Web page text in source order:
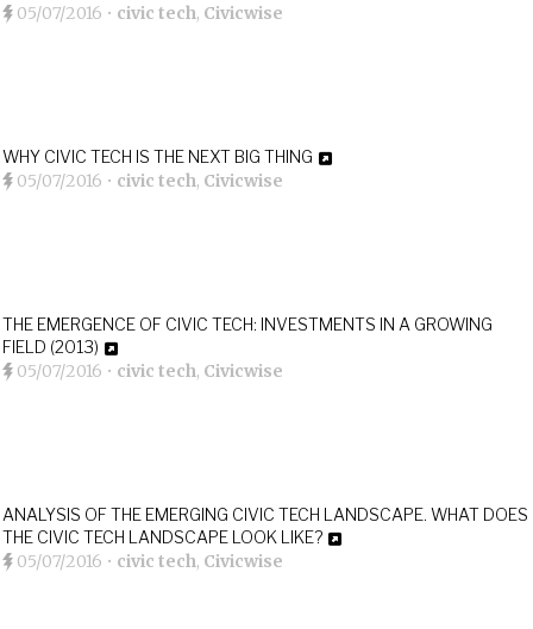
05/07/2016 • civic tech, Civicwise
WHY CIVIC TECH IS THE NEXT BIG THING
05/07/2016 • civic tech, Civicwise
THE EMERGENCE OF CIVIC TECH: INVESTMENTS IN A GROWING
FIELD (2013)
05/07/2016 • civic tech, Civicwise
ANALYSIS OF THE EMERGING CIVIC TECH LANDSCAPE. WHAT DOES
THE CIVIC TECH LANDSCAPE LOOK LIKE?
05/07/2016 • civic tech, Civicwise